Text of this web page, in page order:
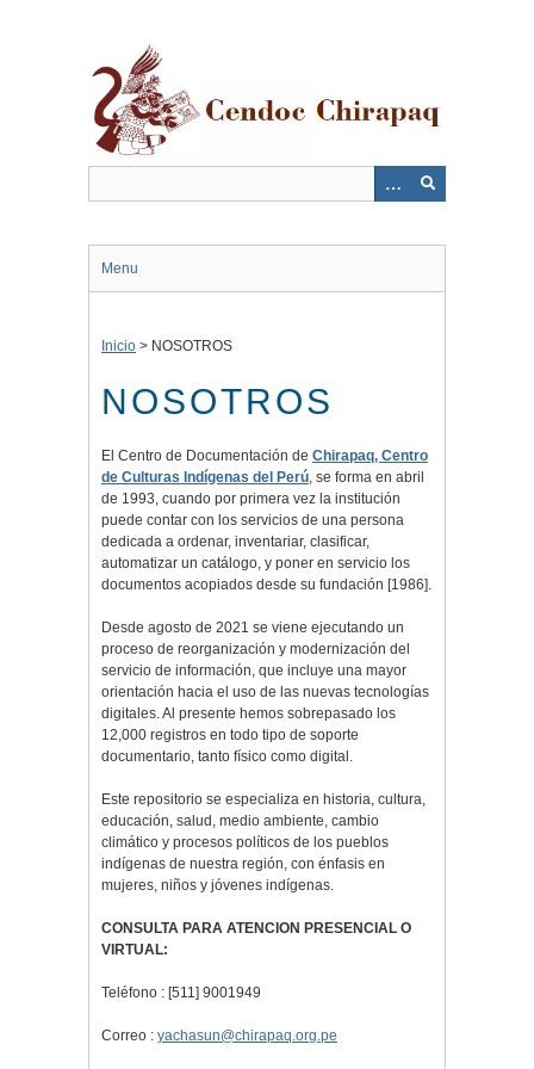
Menu
Inicio > NOSOTROS
NOSOTROS
El Centro de Documentación de Chirapaq, Centro
de Culturas Indígenas del Perú, se forma en abril
de 1993, cuando por primera vez la institución
puede contar con los servicios de una persona
dedicada a ordenar, inventariar, clasificar,
automatizar un catálogo, y poner en servicio los
documentos acopiados desde su fundación [1986].
Desde agosto de 2021 se viene ejecutando un
proceso de reorganización y modernización del
servicio de información, que incluye una mayor
orientación hacia el uso de las nuevas tecnologías
digitales. Al presente hemos sobrepasado los
12,000 registros en todo tipo de soporte
documentario, tanto físico como digital.
Este repositorio se especializa en historia, cultura,
educación, salud, medio ambiente, cambio
climático y procesos políticos de los pueblos
indígenas de nuestra región, con énfasis en
mujeres, niños y jóvenes indígenas.
CONSULTA PARA ATENCION PRESENCIAL O
VIRTUAL:
Teléfono : [511] 9001949
Correo : yachasun@chirapaq.org.pe